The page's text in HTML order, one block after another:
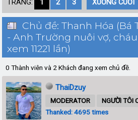
TRANG: 1 2 3 XUỐNG CUỐI
Chủ đề: Thanh Hóa (Bá
- Anh Trường nuôi vợ,
xem 11221 lần)
0 Thành viên và 2 Khách đang xem chủ đề.
ThaiDzuy
MODERATOR
NGƯỜI TÔI
Thanked: 4695 times